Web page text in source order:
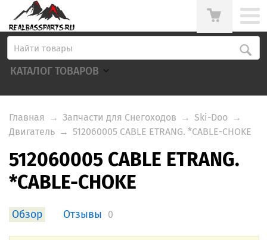
КАТАЛОГ ТОВАРОВ
Главная → Запчасти для Снегоходов → Ski-Doo →
Двигатель → 512060005 CABLE ETRANG. *CABLE-CHOKE
512060005 CABLE ETRANG.
*CABLE-CHOKE
Обзор Отзывы 0